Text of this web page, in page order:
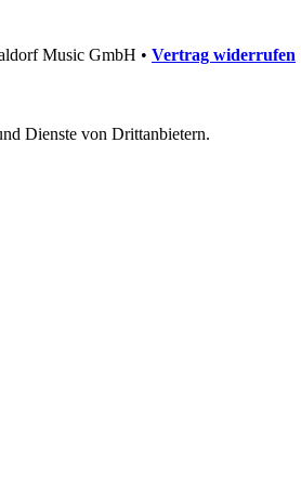
Music GmbH • Vertrag widerrufen
Dienste von Drittanbietern.